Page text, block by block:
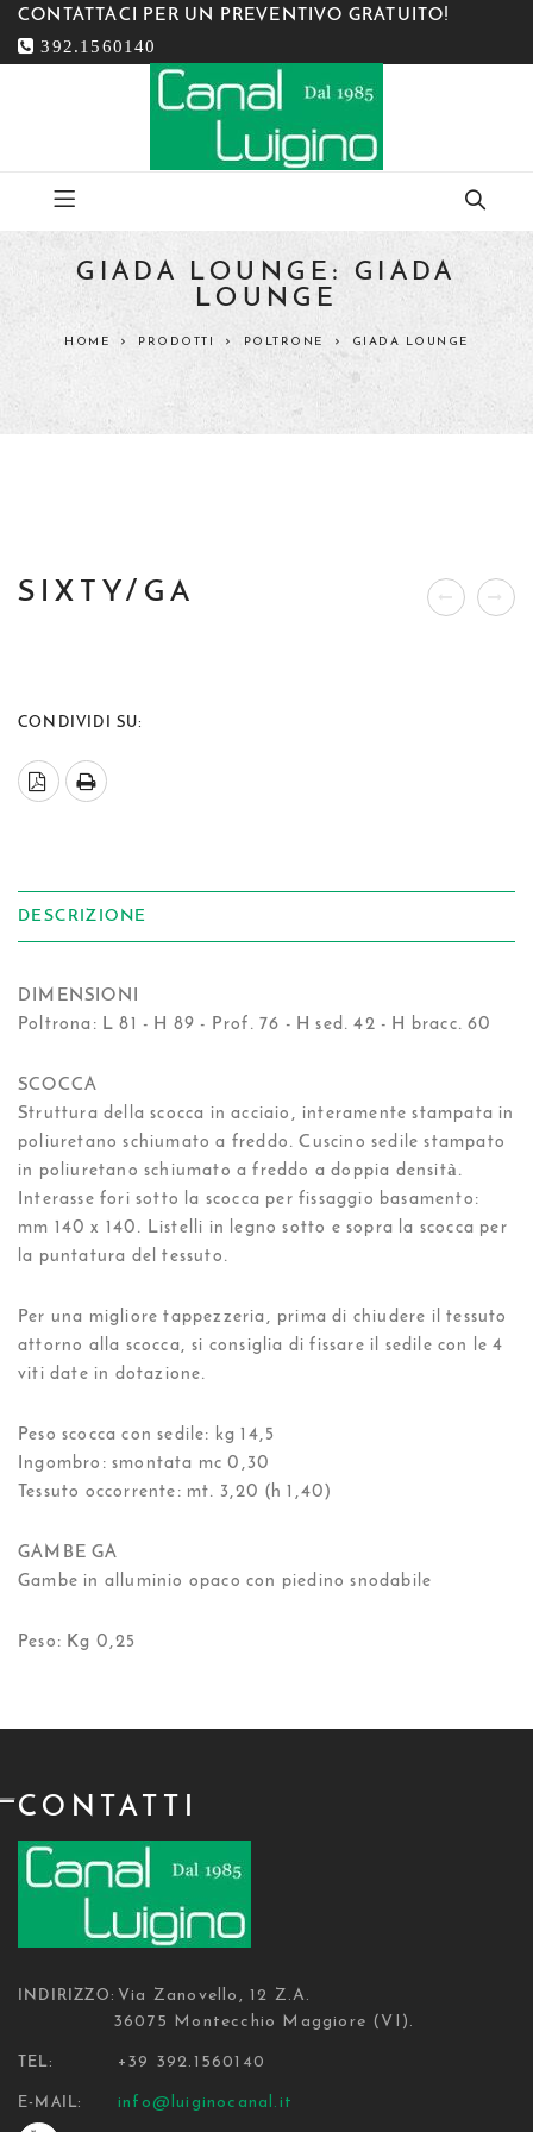
CONTATTACI PER UN PREVENTIVO GRATUITO!
392.1560140
GIADA LOUNGE: GIADA
LOUNGE
HOME PRODOTTI POLTRONE GIADA LOUNGE
SIXTY/GA
CONDIVIDI SU:
DESCRIZIONE
DIMENSIONI
Poltrona: L 81 - H 89 - Prof. 76 - H sed. 42 - H bracc. 60
SCOCCA
Struttura della scocca in acciaio, interamente stampata in
poliuretano schiumato a freddo. Cuscino sedile stampato
in poliuretano schiumato a freddo a doppia densità.
Interasse fori sotto la scocca per fissaggio basamento:
mm 140 x 140. Listelli in legno sotto e sopra la scocca per
la puntatura del tessuto.
Per una migliore tappezzeria, prima di chiudere il tessuto
attorno alla scocca, si consiglia di fissare il sedile con le 4
viti date in dotazione.
Peso scocca con sedile: kg 14,5
Ingombro: smontata mc 0,30
Tessuto occorrente: mt. 3,20 (h 1,40)
GAMBE GA
Gambe in alluminio opaco con piedino snodabile
Peso: Kg 0,25
CONTATTI
INDIRIZZO: Via Zanovello, 12 Z.A.
36075 Montecchio Maggiore (VI).
TEL: +39 392.1560140
E-MAIL: info@luiginocanal.it